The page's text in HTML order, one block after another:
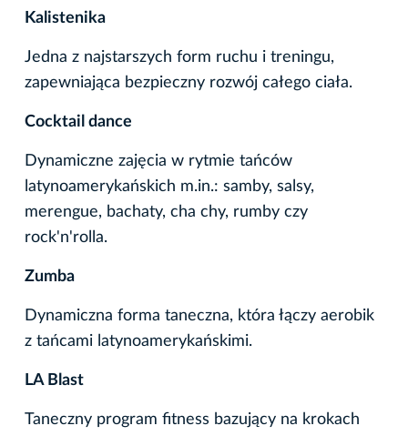
Kalistenika
Jedna z najstarszych form ruchu i treningu,
zapewniająca bezpieczny rozwój całego ciała.
Cocktail dance
Dynamiczne zajęcia w rytmie tańców
latynoamerykańskich m.in.: samby, salsy,
merengue, bachaty, cha chy, rumby czy
rock'n'rolla.
Zumba
Dynamiczna forma taneczna, która łączy aerobik
z tańcami latynoamerykańskimi.
LA Blast
Taneczny program fitness bazujący na krokach